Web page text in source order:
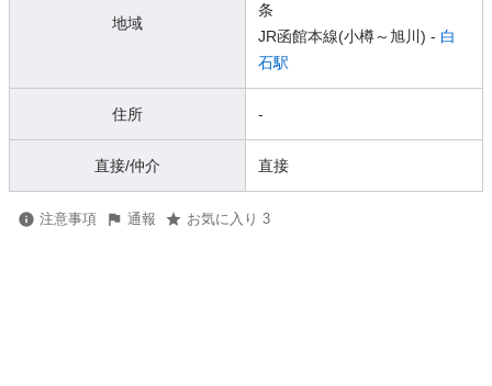
地域
条
JR函館本線(小樽～旭川) - 白
石駅
住所 -
直接/仲介 直接
注意事項 通報 お気に入り 3